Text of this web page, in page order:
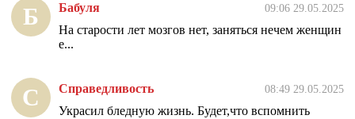
Б Бабуля 09:06 29.05.2025
На старости лет мозгов нет, заняться нечем женщин
е...
С Справедливость 08:49 29.05.2025
Украсил бледную жизнь. Будет,что вспомнить